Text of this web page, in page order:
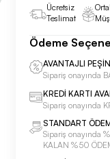
Ücretsiz
Teslimat
Ödeme
AVANTAJLI
Sipariş onayında
KREDİ KARTI
Sipariş onayında
STANDART
Sipariş onayında
KALAN %50